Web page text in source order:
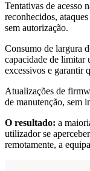
Tentativas de acesso
reconhecidos,
sem autorização.
Consumo de largura
capacidade de limitar
excessivos e garantir
Atualizações de
de manutenção, sem
O resultado: a
utilizador se
remotamente, a